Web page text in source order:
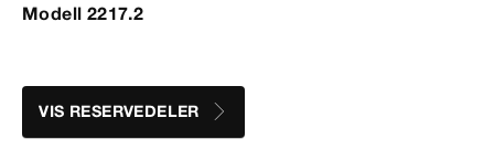
Modell 2217.2
VIS RESERVEDELER